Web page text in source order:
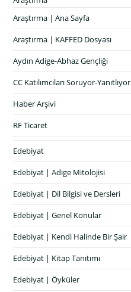
Araştırma | Ana Sayfa
Araştırma | KAFFED Dosyası
Aydın Adige-Abhaz Gençliği
CC Katılımcıları Soruyor-Yanıtlıyor
Haber Arşivi
RF Ticaret
Edebiyat
Edebiyat | Adige Mitolojisi
Edebiyat | Dil Bilgisi ve Dersleri
Edebiyat | Genel Konular
Edebiyat | Kendi Halinde Bir Şair
Edebiyat | Kitap Tanıtımı
Edebiyat | Öyküler